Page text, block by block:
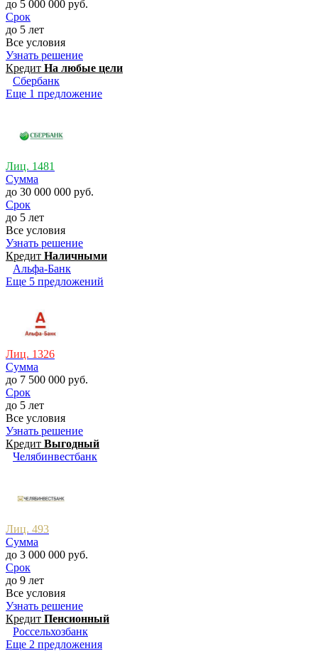
до 5 000 000 руб.
Срок
до 5 лет
Все условия
Узнать решение
Кредит На любые цели
Сбербанк
Еще 1 предложение
Лиц. 1481
Сумма
до 30 000 000 руб.
Срок
до 5 лет
Все условия
Узнать решение
Кредит Наличными
Альфа-Банк
Еще 5 предложений
Лиц. 1326
Сумма
до 7 500 000 руб.
Срок
до 5 лет
Все условия
Узнать решение
Кредит Выгодный
Челябинвестбанк
Лиц. 493
Сумма
до 3 000 000 руб.
Срок
до 9 лет
Все условия
Узнать решение
Кредит Пенсионный
Россельхозбанк
Еще 2 предложения